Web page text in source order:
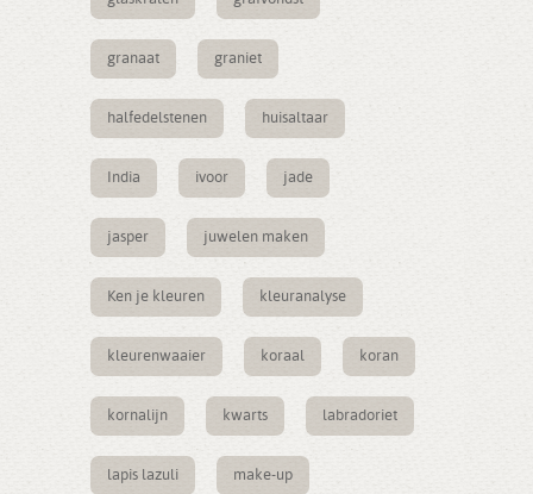
granaat graniet
halfedelstenen huisaltaar
India ivoor jade
jasper juwelen maken
Ken je kleuren kleuranalyse
kleurenwaaier koraal koran
kornalijn kwarts labradoriet
lapis lazuli make-up